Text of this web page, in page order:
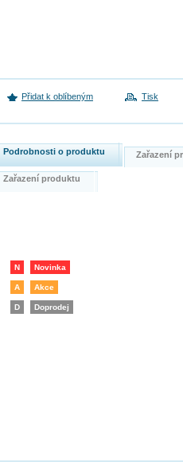
Přidat k oblíbeným Tisk
Podrobnosti o produktu Zařazení
Zařazení produktu
N Novinka
A Akce
D Doprodej